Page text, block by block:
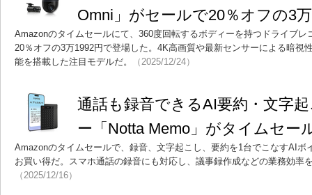
Omni」がセールで20％オフの3
Amazonのタイムセールにて、360度回転するボディーを持つドライブレ
20％オフの3万1992円で登場した。4K高画質や最新センサーによる暗視
能を搭載した注目モデルだ。
（2025/12/24）
通話も録音できるAI要約・文字
ー「Notta Memo」がタイムセー
Amazonのタイムセールで、録音、文字起こし、要約を1台でこなすAIボ
お買い得だ。スマホ通話の録音にも対応し、議事録作成などの業務効率
（2025/12/16）